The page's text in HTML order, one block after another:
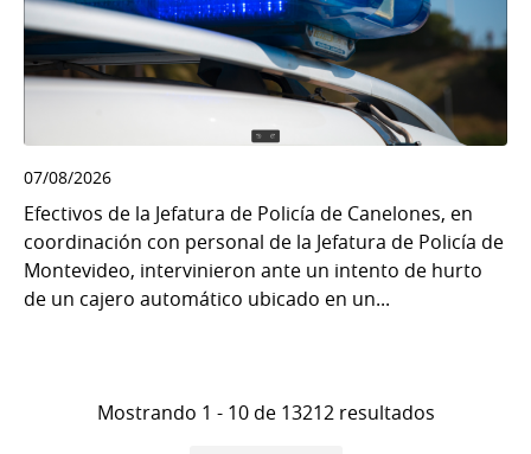
07/08/2026
Efectivos de la Jefatura de Policía de Canelones, en
coordinación con personal de la Jefatura de Policía de
Montevideo, intervinieron ante un intento de hurto
de un cajero automático ubicado en un...
Mostrando 1 - 10 de 13212 resultados